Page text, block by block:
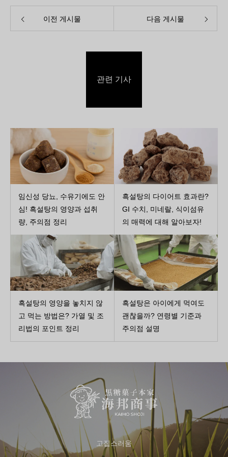
이전 게시물 다음 게시물
관련 기사
임신성 당뇨, 수유기에도 안
심! 흑설탕의 영양과 섭취
량, 주의점 정리
흑설탕의 다이어트 효과란?
GI 수치, 미네랄, 식이섬유
의 매력에 대해 알아보자!
흑설탕의 영양을 놓치지 않
고 먹는 방법은? 가열 및 조
리법의 포인트 정리
흑설탕은 아이에게 먹여도
괜찮을까? 연령별 기준과
주의점 설명
고집스러움